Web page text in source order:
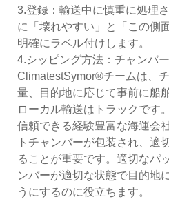
3.登録：輸送中に​​慎重に処理
に「壊れやすい」と「この側
明確にラベル付けします。
4.シッピング方法：チャンバ
ClimatestSymor®チームは、
量、目的地に応じて事前に船
ローカル輸送はトラックです。
信頼できる経験豊富な海運会
トチャンバーが包装され、適
ることが重要です。適切なパ
ンバーが適切な状態で目的地
うにするのに役立ちます。